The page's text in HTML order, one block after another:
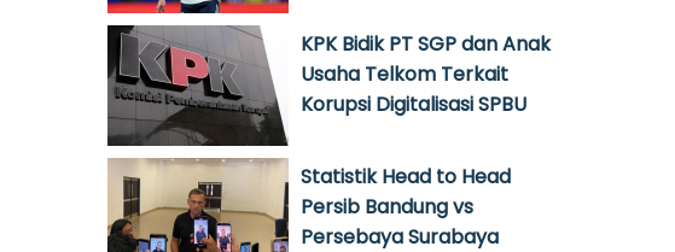
KPK Bidik PT SGP dan Anak
Usaha Telkom Terkait
Korupsi Digitalisasi SPBU
Statistik Head to Head
Persib Bandung vs
Persebaya Surabaya